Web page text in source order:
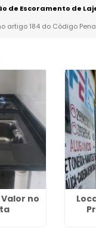
de Escoramento de
artigo 184 do Código
no